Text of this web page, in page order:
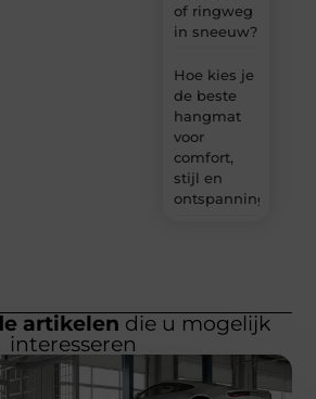
of ringweg
in sneeuw?
Hoe kies je
de beste
hangmat
voor
comfort,
stijl en
ontspanning?
artikelen die u mogelijk
interesseren